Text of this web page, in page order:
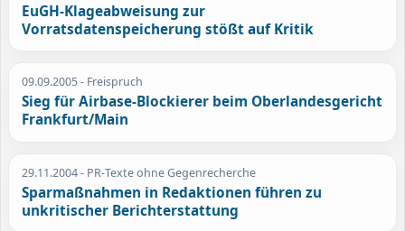
EuGH-Klageabweisung zur
Vorratsdatenspeicherung stößt auf Kritik
09.09.2005- Freispruch
Sieg für Airbase-Blockierer beim Oberlandesgericht
Frankfurt/Main
29.11.2004- PR-Texte ohne Gegenrecherche
Sparmaßnahmen in Redaktionen führen zu
unkritischer Berichterstattung